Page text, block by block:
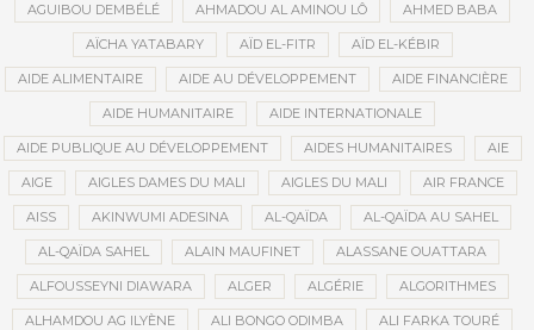
AGUIBOU DEMBÉLÉ AHMADOU AL AMINOU LÔ AHMED BABA
AÏCHA YATABARY AÏD EL-FITR AÏD EL-KÉBIR
AIDE ALIMENTAIRE AIDE AU DÉVELOPPEMENT AIDE FINANCIÈRE
AIDE HUMANITAIRE AIDE INTERNATIONALE
AIDE PUBLIQUE AU DÉVELOPPEMENT AIDES HUMANITAIRES AIE
AIGE AIGLES DAMES DU MALI AIGLES DU MALI AIR FRANCE
AISS AKINWUMI ADESINA AL-QAÏDA AL-QAÏDA AU SAHEL
AL-QAÏDA SAHEL ALAIN MAUFINET ALASSANE OUATTARA
ALFOUSSEYNI DIAWARA ALGER ALGÉRIE ALGORITHMES
ALHAMDOU AG ILYÈNE ALI BONGO ODIMBA ALI FARKA TOURÉ